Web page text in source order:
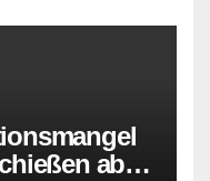
ab